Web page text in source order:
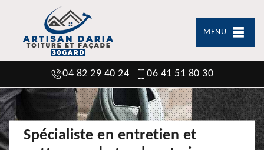
MENU
04 82 29 40 24 06 41 51 80 30
Spécialiste en entretien et